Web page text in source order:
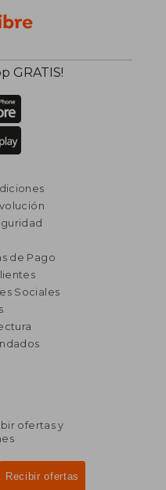
GRATIS!
de Pago
Sociales
ofertas y